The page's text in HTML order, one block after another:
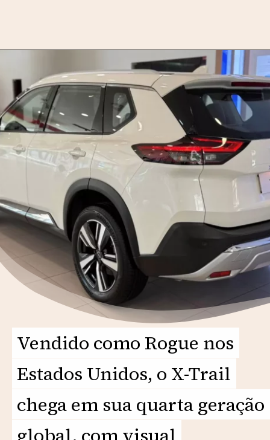
Vendido como Rogue nos
Estados Unidos, o X-Trail
chega em sua quarta geração
Vendido como Rogue nos
Estados Unidos, o X-Trail
chega em sua quarta geração